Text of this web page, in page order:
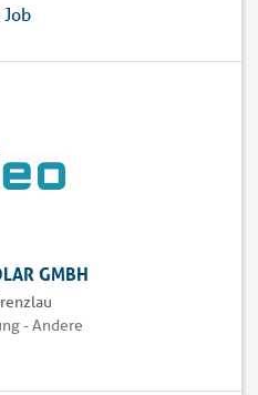
Job
GMBH
- Andere